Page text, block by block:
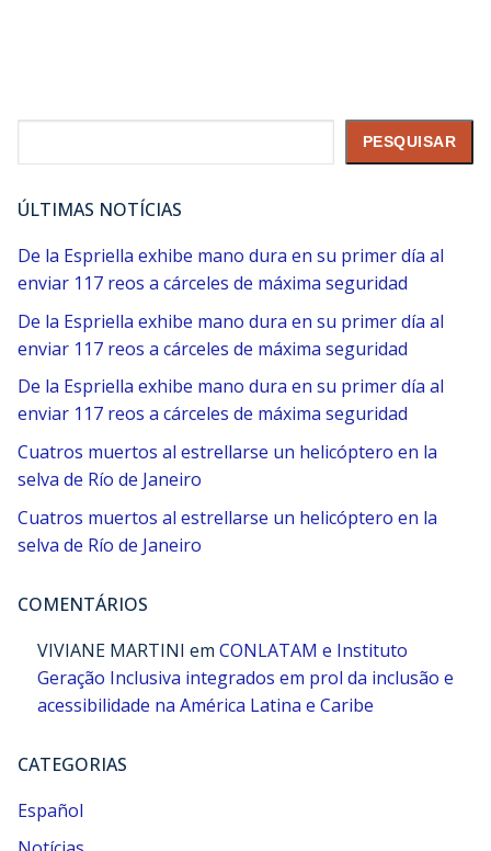
PESQUISAR
ÚLTIMAS NOTÍCIAS
De la Espriella exhibe mano dura en su primer día al
enviar 117 reos a cárceles de máxima seguridad
De la Espriella exhibe mano dura en su primer día al
enviar 117 reos a cárceles de máxima seguridad
De la Espriella exhibe mano dura en su primer día al
enviar 117 reos a cárceles de máxima seguridad
Cuatros muertos al estrellarse un helicóptero en la
selva de Río de Janeiro
Cuatros muertos al estrellarse un helicóptero en la
selva de Río de Janeiro
COMENTÁRIOS
VIVIANE MARTINI em CONLATAM e Instituto
Geração Inclusiva integrados em prol da inclusão e
acessibilidade na América Latina e Caribe
CATEGORIAS
Español